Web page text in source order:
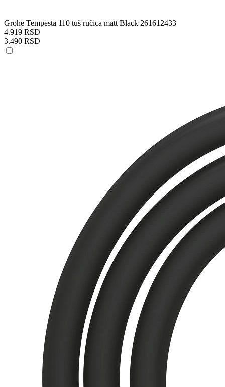
Grohe Tempesta 110 tuš ručica matt Black 261612433
4.919 RSD
3.490 RSD